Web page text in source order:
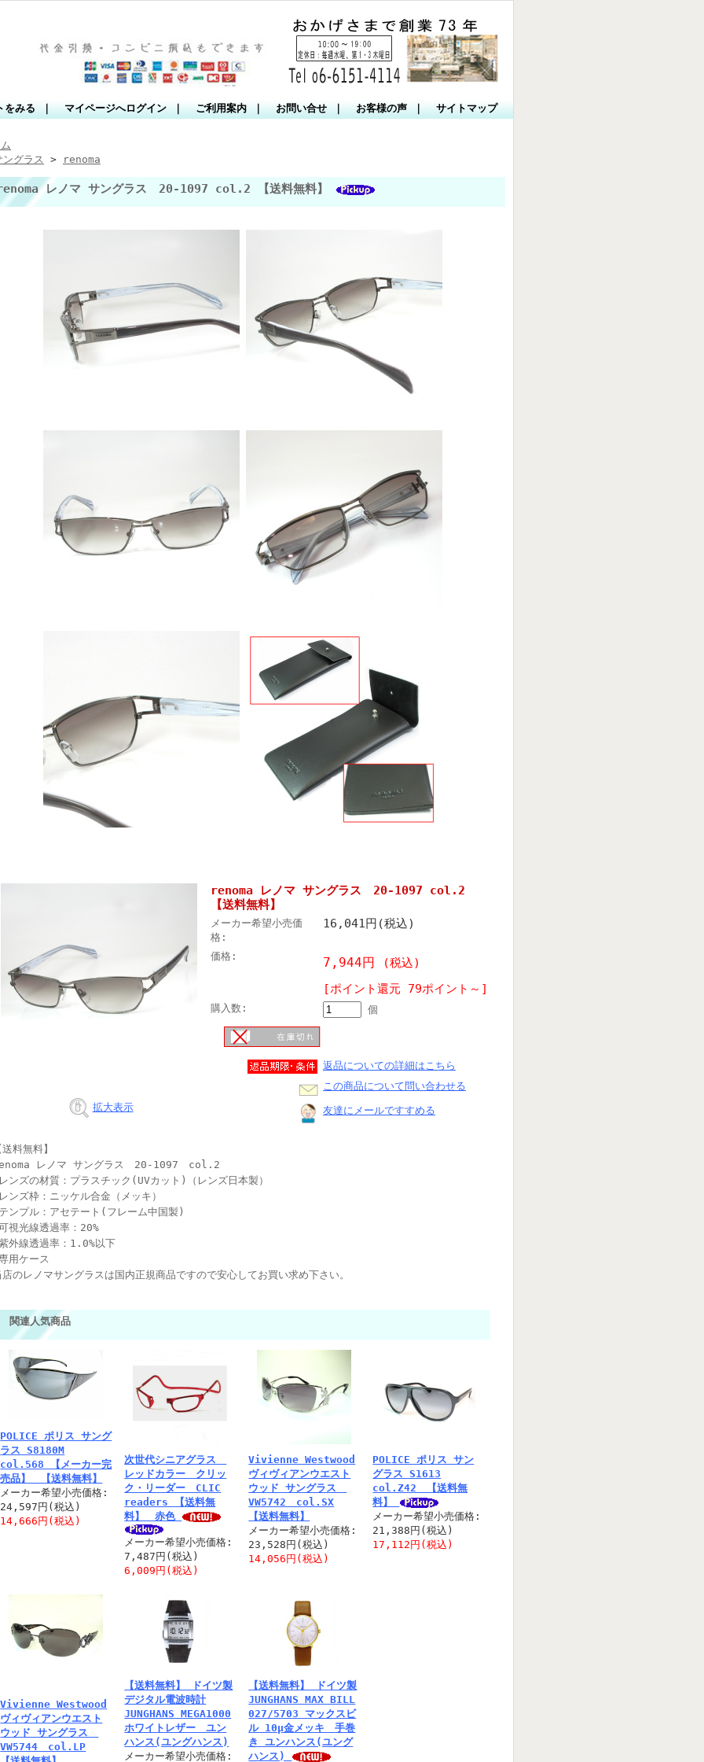
をみる マイページへログイン ご利用案内 お問い合せ お客様の声 サイトマップ
ングラス
> renoma
レノマ サングラス 20-1097 col.2 【送料無料】
拡大表示
renoma レノマ サングラス 20-1097 col.2
【送料無料】
メーカー希望小売価
格:
16,041円(税込)
価格: 7,944円
(税込)
[ポイント還元 79ポイント～]
購入数: 個
返品についての詳細はこちら
この商品について問い合わせる
友達にメールですすめる
料無料】
レノマ サングラス 20-1097 col.2
ンズの材質：プラスチック(UVカット)（レンズ日本製）
ンズ枠：ニッケル合金（メッキ）
ンプル：アセテート(フレーム中国製)
視光線透過率：20%
外線透過率：1.0%以下
用ケース
店のレノマサングラスは国内正規商品ですので安心してお買い求め下さい。
関連人気商品
POLICE ポリス サング
ラス S8180M
col.568 【メーカー完
売品】 【送料無料】
メーカー希望小売価格:
24,597円(税込)
14,666円(税込)
次世代シニアグラス
レッドカラー クリッ
ク・リーダー CLIC
readers 【送料無
料】 赤色
メーカー希望小売価格:
7,487円(税込)
6,009円(税込)
Vivienne Westwood
ヴィヴィアンウエスト
ウッド サングラス
VW5742 col.SX
【送料無料】
メーカー希望小売価格:
23,528円(税込)
14,056円(税込)
POLICE ポリス サン
グラス S1613
col.Z42 【送料無
料】
メーカー希望小売価格:
21,388円(税込)
17,112円(税込)
Vivienne Westwood
ヴィヴィアンウエスト
ウッド サングラス
VW5744 col.LP
【送料無料】 ドイツ製
デジタル電波時計
JUNGHANS MEGA1000
ホワイトレザー ユン
ハンス(ユングハンス)
メーカー希望小売価格:
【送料無料】 ドイツ製
JUNGHANS MAX BILL
027/5703 マックスビ
ル 10μ金メッキ 手巻
き ユンハンス(ユング
ハンス)